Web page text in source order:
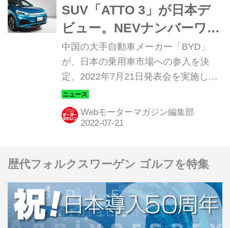
SUV「ATTO 3」が日本デ
ビュー。NEVナンバーワン
ブランド「BYD」が、最新
EV3車種の魅力をアピール
中国の大手自動車メーカー「BYD」
が、日本の乗用車市場への参入を決
定、2022年7月21日発表会を実施し
た。ブランドの強みは、豊富なEVライ
ンナップにある。スタイリッシュなミ
ドルサイズ電動SUV「ATTO 3（アッ
スタートすることになった。
Webモーターマガジン編集部
歴代フォルクスワーゲン ゴルフを特集